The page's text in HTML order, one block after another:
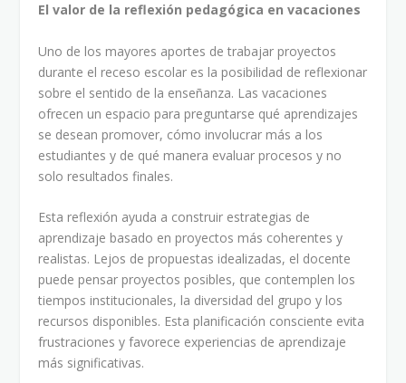
El valor de la reflexión pedagógica en vacaciones
Uno de los mayores aportes de trabajar proyectos
durante el receso escolar es la posibilidad de reflexionar
sobre el sentido de la enseñanza. Las vacaciones
ofrecen un espacio para preguntarse qué aprendizajes
se desean promover, cómo involucrar más a los
estudiantes y de qué manera evaluar procesos y no
solo resultados finales.
Esta reflexión ayuda a construir estrategias de
aprendizaje basado en proyectos más coherentes y
realistas. Lejos de propuestas idealizadas, el docente
puede pensar proyectos posibles, que contemplen los
tiempos institucionales, la diversidad del grupo y los
recursos disponibles. Esta planificación consciente evita
frustraciones y favorece experiencias de aprendizaje
más significativas.